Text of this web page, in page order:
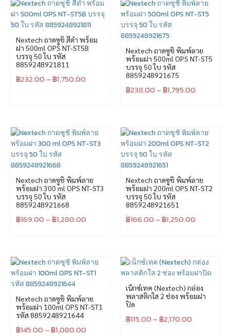
Nextech ถาดซูชิ สีดำ พร้อม
ฝา 500ml OPS NT-ST5B
บรรจุ 50 ใบ รหัส
8859248921811
฿232.00– ฿1,750.00
Nextech ถาดซูชิ พิมพ์ลาย
พร้อมฝา 500ml OPS NT-ST5
บรรจุ 50 ใบ รหัส
8859248921675
฿238.00– ฿1,795.00
Nextech ถาดซูชิ พิมพ์ลาย
พร้อมฝา 300 ml OPS NT-ST3
บรรจุ 50 ใบ รหัส
8859248921668
฿169.00– ฿1,280.00
Nextech ถาดซูชิ พิมพ์ลาย
พร้อมฝา 200ml OPS NT-ST2
บรรจุ 50 ใบ รหัส
8859248921651
฿166.00– ฿1,250.00
Nextech ถาดซูชิ พิมพ์ลาย
พร้อมฝา 100ml OPS NT-ST1
รหัส 8859248921644
฿145.00– ฿1,080.00
เน็กซ์เทค (Nextech) กล่อง
พลาสติกใส 2 ช่อง พร้อมฝา
ปิด
฿115.00– ฿2,170.00